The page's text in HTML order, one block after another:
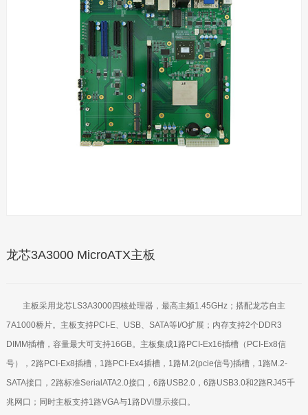
龙芯3A3000 MicroATX主板
主板采用龙芯LS3A3000四核处理器，最高主频1.45GHz；搭配龙芯自主
7A1000桥片。主板支持PCI-E、USB、SATA等I/O扩展；内存支持2个DDR3
DIMM插槽，容量最大可支持16GB。主板集成1路PCI-Ex16插槽（PCI-Ex8信
号），2路PCI-Ex8插槽，1路PCI-Ex4插槽，1路M.2(pcie信号)插槽，1路M.2-
SATA接口，2路标准SerialATA2.0接口，6路USB2.0，6路USB3.0和2路RJ45千
兆网口；同时主板支持1路VGA与1路DVI显示接口。